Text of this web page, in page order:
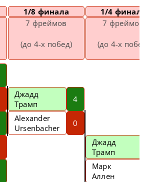
1/8 финала
1/4 финала
7 фреймов
(до 4-х побед)
7 фреймов
(до 4-х
Джадд
Трамп
4
Alexander
Ursenbacher
0
Джадд
Трамп
Марк
Аллен